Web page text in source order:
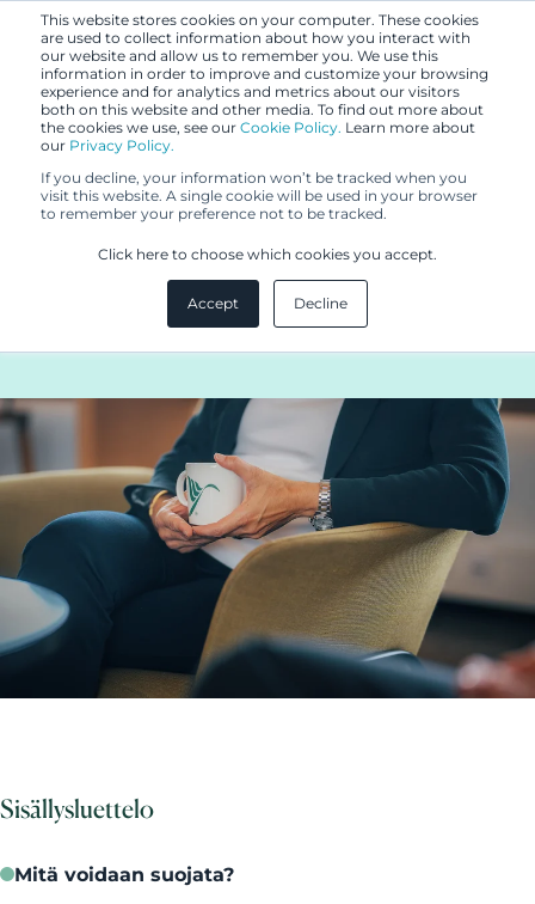
This website stores cookies on your computer. These cookies
are used to collect information about how you interact with
our website and allow us to remember you. We use this
information in order to improve and customize your browsing
experience and for analytics and metrics about our visitors
both on this website and other media. To find out more about
the cookies we use, see our Cookie Policy. Learn more about
our Privacy Policy.
If you decline, your information won’t be tracked when you
visit this website. A single cookie will be used in your browser
to remember your preference not to be tracked.
Click here to choose which cookies you accept.
Accept Decline
8.2.2024
Brändin visuaalisen ilmeen
suojaus - tavaramerkki vai
mallioikeus?
Sisällysluettelo
Mitä voidaan suojata?